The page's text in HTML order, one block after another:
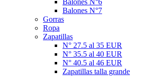
Balones N°6
Balones N°7
Gorras
Ropa
Zapatillas
N° 27.5 al 35 EUR
N° 35.5 al 40 EUR
N° 40.5 al 46 EUR
Zapatillas talla grande